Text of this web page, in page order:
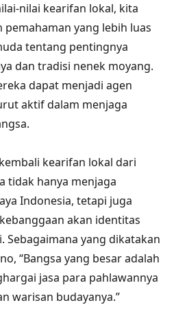
nilai kearifan lokal, kita
yang lebih luas
tentang pentingnya
dan tradisi nenek moyang.
dapat menjadi agen
aktif dalam menjaga
kearifan lokal dari
tidak hanya menjaga
Indonesia, tetapi juga
akan identitas
Sebagaimana yang dikatakan
“Bangsa yang besar adalah
jasa para pahlawannya
warisan budayanya.”